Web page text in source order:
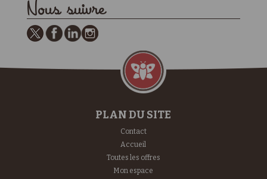
Nous suivre
PLAN DU SITE
Contact
Accueil
Toutes les offres
Mon espace